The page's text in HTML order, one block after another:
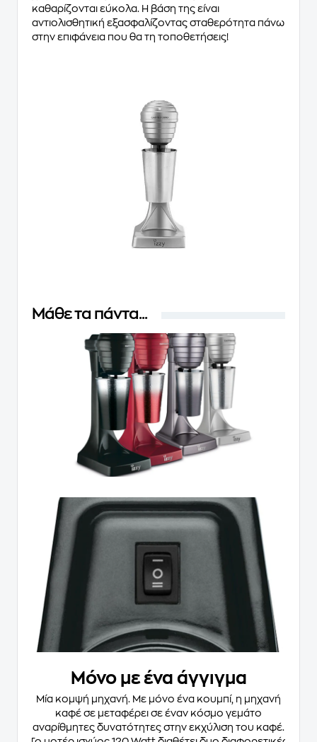
καθαρίζονται εύκολα. Η βάση της είναι
αντιολισθητική εξασφαλίζοντας σταθερότητα πάνω
στην επιφάνεια που θα τη τοποθετήσεις!
Μάθε τα πάντα...
Μόνο με ένα άγγιγμα
Μία κομψή μηχανή. Με μόνο ένα κουμπί, η μηχανή
καφέ σε μεταφέρει σε έναν κόσμο γεμάτο
αναρίθμητες δυνατότητες στην εκχύλιση του καφέ.